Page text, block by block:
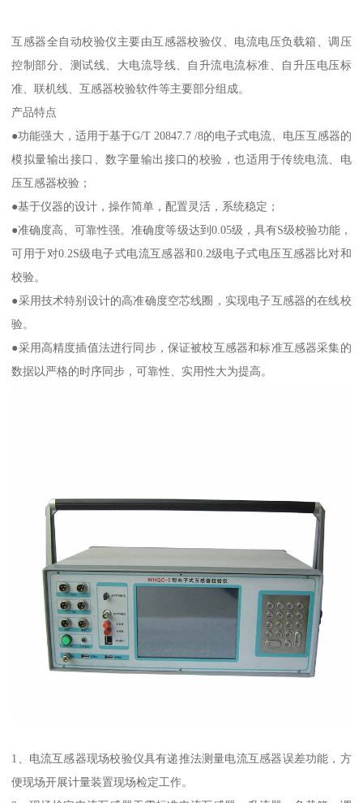
互感器全自动校验仪主要由互感器校验仪、电流电压负载箱、调压
控制部分、测试线、大电流导线、自升流电流标准、自升压电压标
准、联机线、互感器校验软件等主要部分组成。
产品特点
●功能强大，适用于基于G/T 20847.7 /8的电子式电流、电压互感器的
模拟量输出接口、数字量输出接口的校验，也适用于传统电流、电
压互感器校验；
●基于仪器的设计，操作简单，配置灵活，系统稳定；
●准确度高、可靠性强。准确度等级达到0.05级，具有S级校验功能，
可用于对0.2S级电子式电流互感器和0.2级电子式电压互感器比对和
校验。
●采用技术特别设计的高准确度空芯线圈，实现电子互感器的在线校
验。
●采用高精度插值法进行同步，保证被校互感器和标准互感器采集的
数据以严格的时序同步，可靠性、实用性大为提高。
1、电流互感器现场校验仪具有递推法测量电流互感器误差功能，方
便现场开展计量装置现场检定工作。